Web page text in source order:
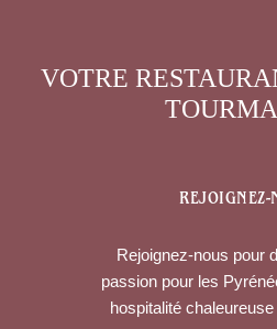
VOTRE
REJOIGNEZ-
Rejoignez-nous pour
passion pour les
hospitalité